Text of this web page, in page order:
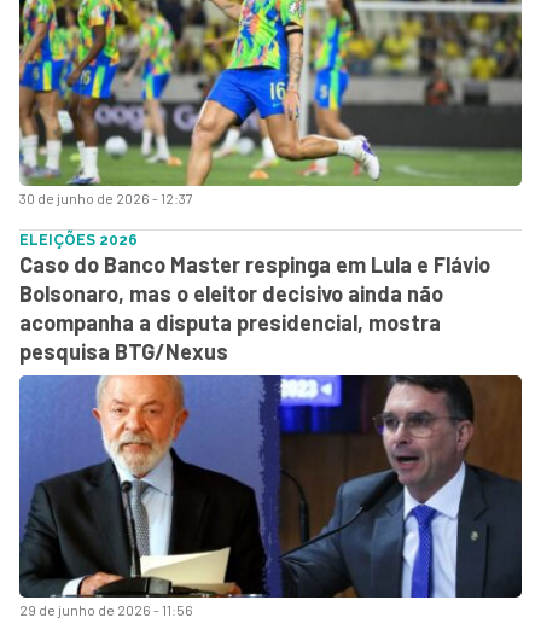
30 de junho de 2026 - 12:37
29 de junho de 2026 - 11:56
ELEIÇÕES 2026
Caso do Banco Master respinga em Lula e Flávio
Bolsonaro, mas o eleitor decisivo ainda não
acompanha a disputa presidencial, mostra
pesquisa BTG/Nexus